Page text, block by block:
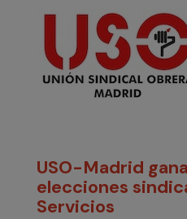
USO-Madrid
elecciones
Servicios